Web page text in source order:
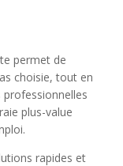
permet de
choisie, tout en
plus-value
rapides et